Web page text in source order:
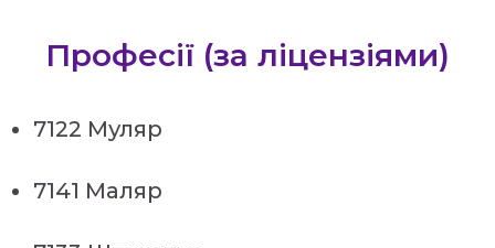
Професії (за ліцензіями)
7122 Муляр
7141 Маляр